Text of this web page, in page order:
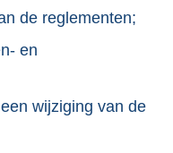
de reglementen;
en
wijziging van de